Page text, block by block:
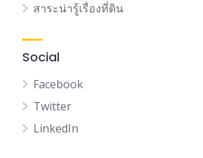
สาระน่ารู้เรื่องที่ดิน
Social
Facebook
Twitter
LinkedIn